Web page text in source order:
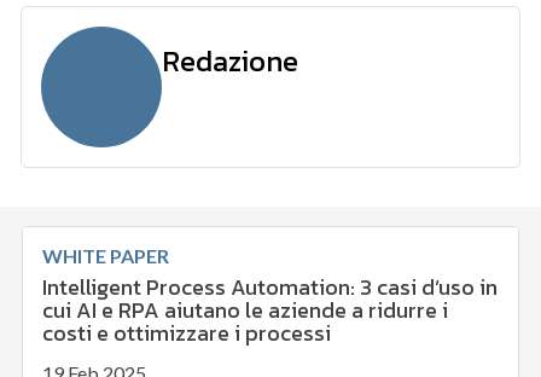
Redazione
WHITE PAPER
Intelligent Process Automation: 3 casi d’uso in
cui AI e RPA aiutano le aziende a ridurre i
costi e ottimizzare i processi
19 Feb 2025